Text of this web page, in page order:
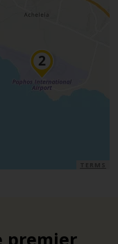
premier